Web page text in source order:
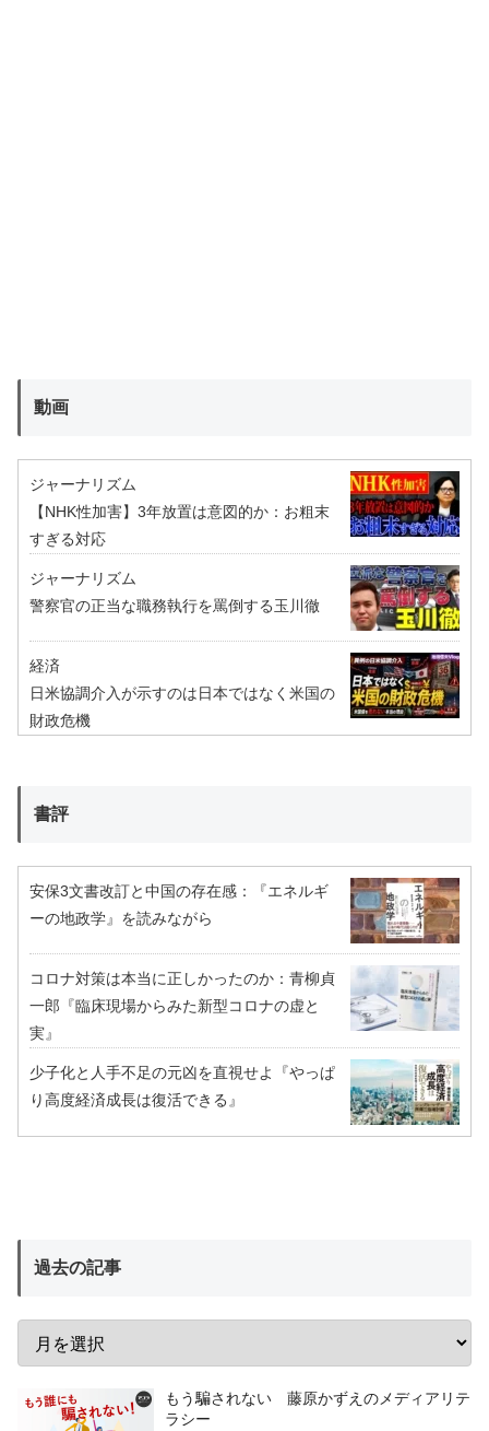
動画
ジャーナリズム
【NHK性加害】3年放置は意図的か：お粗末
すぎる対応
ジャーナリズム
警察官の正当な職務執行を罵倒する玉川徹
経済
日米協調介入が示すのは日本ではなく米国の
財政危機
書評
安保3文書改訂と中国の存在感：『エネルギ
ーの地政学』を読みながら
コロナ対策は本当に正しかったのか：青柳貞
一郎『臨床現場からみた新型コロナの虚と
実』
少子化と人手不足の元凶を直視せよ『やっぱ
り高度経済成長は復活できる』
過去の記事
もう騙されない 藤原かずえのメディアリテ
ラシー